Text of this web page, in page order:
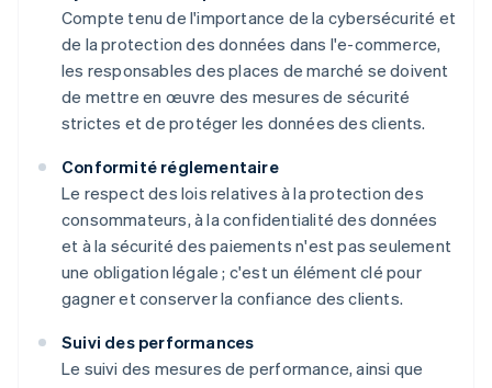
Compte tenu de l'importance de la cybersécurité et
de la protection des données dans l'e-commerce,
les responsables des places de marché se doivent
de mettre en œuvre des mesures de sécurité
strictes et de protéger les données des clients.
Conformité réglementaire
Le respect des lois relatives à la protection des
consommateurs, à la confidentialité des données
et à la sécurité des paiements n'est pas seulement
une obligation légale ; c'est un élément clé pour
gagner et conserver la confiance des clients.
Suivi des performances
Le suivi des mesures de performance, ainsi que